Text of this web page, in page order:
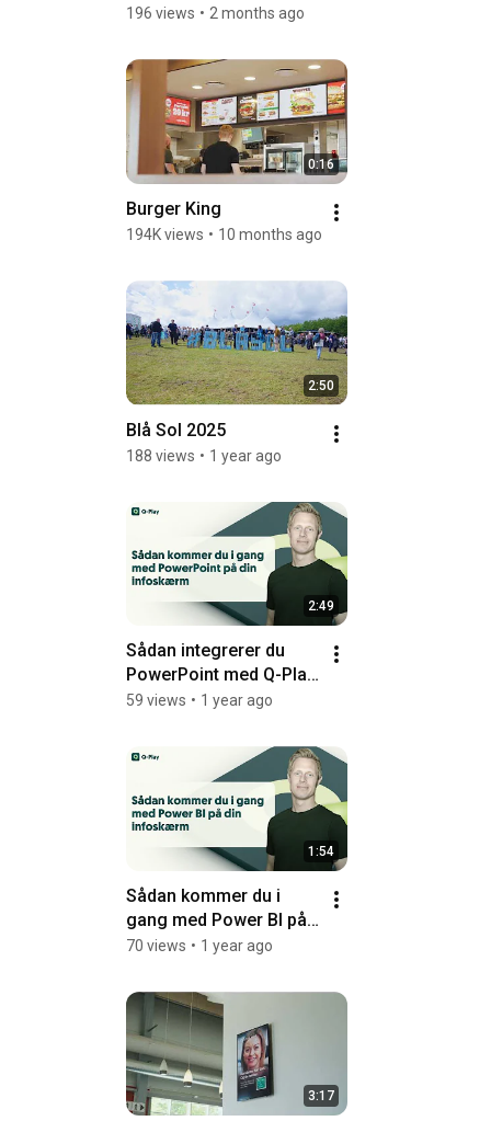
196 views • 2 months ago
0:16
Burger King
194K views • 10 months ago
2:50
Blå Sol 2025
188 views • 1 year ago
2:49
Sådan integrerer du
PowerPoint med Q-Play
Digital Signage | Step-
59 views • 1 year ago
1:54
Sådan kommer du i
gang med Power BI på
din infoskærm
70 views • 1 year ago
3:17